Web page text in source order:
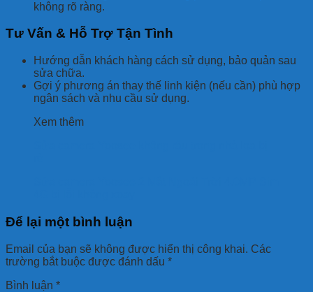
không rõ ràng.
Tư Vấn & Hỗ Trợ Tận Tình
Hướng dẫn khách hàng cách sử dụng, bảo quản sau
sửa chữa.
Gợi ý phương án thay thế linh kiện (nếu cần) phù hợp
ngân sách và nhu cầu sử dụng.
Xem thêm
Để lại một bình luận
Email của bạn sẽ không được hiển thị công khai. Các
trường bắt buộc được đánh dấu *
Bình luận *